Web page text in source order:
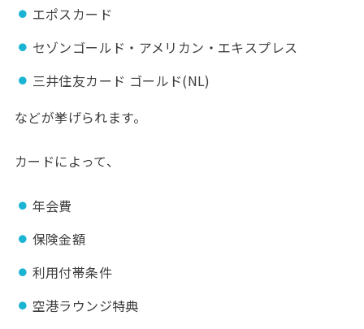
エポスカード
セゾンゴールド・アメリカン・エキスプレス
三井住友カード ゴールド(NL)
などが挙げられます。
カードによって、
年会費
保険金額
利用付帯条件
空港ラウンジ特典